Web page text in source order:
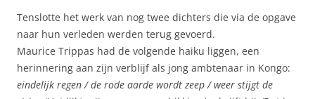
Tenslotte het werk van nog twee dichters die via de opgave
naar hun verleden werden terug gevoerd.
Maurice Trippas had de volgende haiku liggen, een
herinnering aan zijn verblijf als jong ambtenaar in Kongo:
eindelijk regen / de rode aarde wordt zeep / weer stijgt de